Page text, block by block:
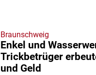
Braunschweig
Enkel und
Trickbetrüger
und Geld